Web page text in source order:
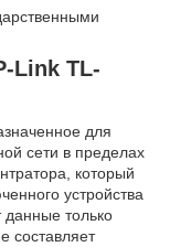
Link TL-
для
сети в пределах
который
устройства
данные только
составляет